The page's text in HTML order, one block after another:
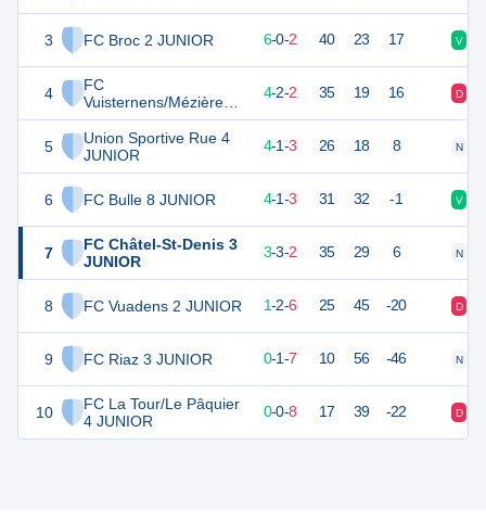
3 FC Broc 2 JUNIOR
4
FC
Vuisternens/Mézières 1
3 JUNIOR
5
Union Sportive Rue 4
JUNIOR
6 FC Bulle 8 JUNIOR
7
FC Châtel-St-Denis 3
JUNIOR
8 FC Vuadens 2 JUNIOR
9 FC Riaz 3 JUNIOR
10
FC La Tour/Le Pâquier
4 JUNIOR
18 6-0-2 40 23 17 V
14 4-2-2 35 19 16 D
13 8 4-1-3 26 18 8 N
13 4-1-3 31 32 -1 V
12 8 3-3-2 35 29 6 N
5 9 1-2-6 25 45 -20 D
1 0-1-7 10 56 -46 N
0 8 0-0-8 17 39 -22 D